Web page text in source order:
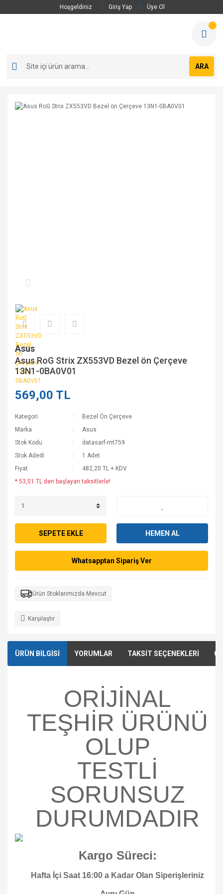
Hoşgeldiniz Giriş Yap Üye Ol
ARA
Asus
Asus RoG Strix ZX553VD Bezel ön Çerçeve
13N1-0BA0V01
569,00 TL
Kategori
Bezel Ön Çerçeve
Marka
Asus
Stok Kodu
datasarf-mt759
Stok Adedi
1 Adet
Fiyat
482,20 TL + KDV
* 53,01 TL den başlayan taksitlerle!
SEPETE EKLE HEMEN AL
Whatsapptan Sipariş Ver
Ürün Stoklarımızda Mevcut
Karşılaştır
ÜRÜN BİLGİSİ YORUMLAR TAKSİT SEÇENEKLERİ
ORİJİNAL
TEŞHİR ÜRÜNÜ
OLUP
TESTLİ
SORUNSUZ
DURUMDADIR
Kargo Süreci:
Hafta İçi Saat 16:00 a Kadar Olan Siperişleriniz